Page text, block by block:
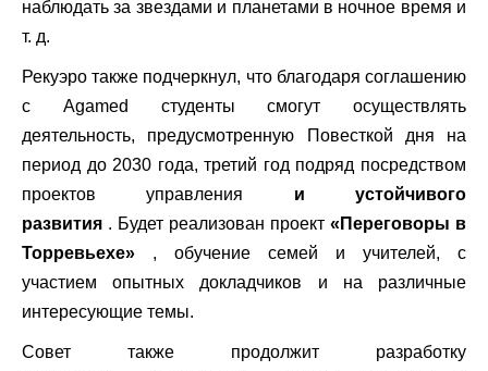
наблюдать за звездами и планетами в ночное время и
т. д.
Рекуэро также подчеркнул, что благодаря соглашению
с Agamed студенты смогут осуществлять
деятельность, предусмотренную Повесткой дня на
период до 2030 года, третий год подряд посредством
проектов управления и устойчивого
развития . Будет реализован проект «Переговоры в
Торревьехе» , обучение семей и учителей, с
участием опытных докладчиков и на различные
интересующие темы.
Совет также продолжит разработку